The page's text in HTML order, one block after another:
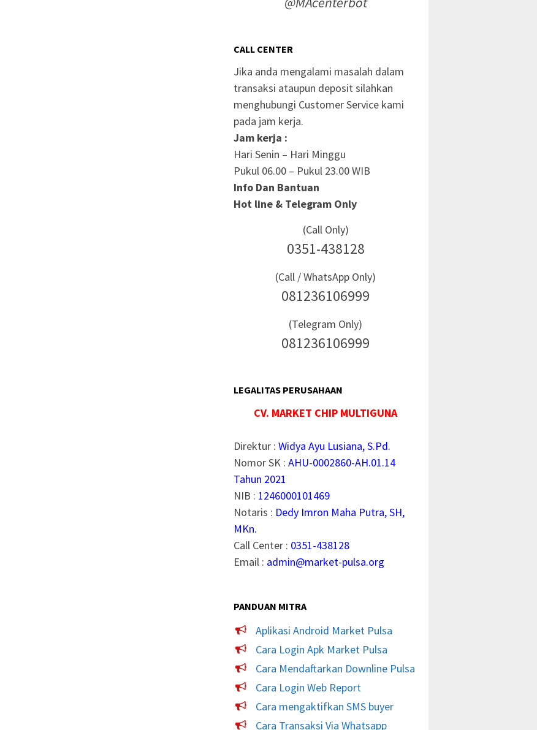
CALL CENTER
Jika anda mengalami masalah dalam
transaksi ataupun deposit silahkan
menghubungi Customer Service kami
pada jam kerja.
Jam kerja :
Hari Senin – Hari Minggu
Pukul 06.00 – Pukul 23.00 WIB
Info Dan Bantuan
Hot line & Telegram Only
(Call Only)
0351-438128
(Call / WhatsApp Only)
081236106999
(Telegram Only)
081236106999
LEGALITAS PERUSAHAAN
CV. MARKET CHIP MULTIGUNA
Direktur :Widya Ayu Lusiana, S.Pd.
Nomor SK :AHU-0002860-AH.01.14
Tahun 2021
NIB : 1246000101469
Notaris : Dedy Imron Maha Putra, SH,
MKn.
Call Center : 0351-438128
Email : admin@market-pulsa.org
PANDUAN MITRA
Aplikasi Android Market Pulsa
Cara Login Apk Market Pulsa
Cara Mendaftarkan Downline Pulsa
Cara Login Web Report
Cara mengaktifkan SMS buyer
Cara Transaksi Via Whatsapp